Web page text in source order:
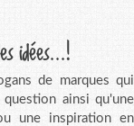
idées...!
de marques qui
ainsi qu'une
une inspiration en